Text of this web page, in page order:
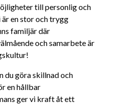
till personlig och
en stor och trygg
familjär där
och samarbete är
du göra skillnad och
en hållbar
ger vi kraft åt ett